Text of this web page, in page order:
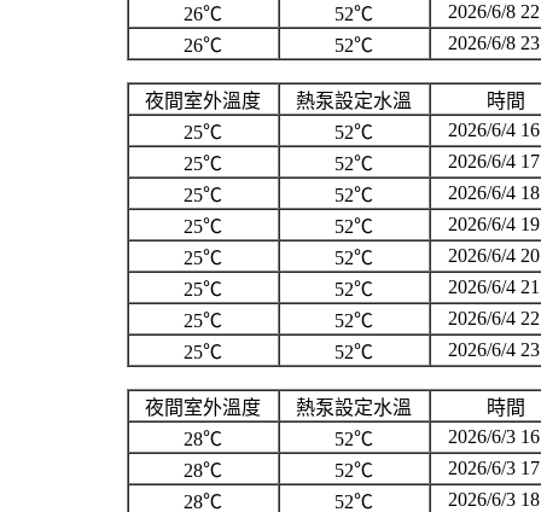
26℃
52℃
2026/6/8
26℃
52℃ 2026/6/8
夜間室外溫度 熱泵設定水溫
時間
25℃
52℃
2026/6/4
25℃
52℃
2026/6/4
25℃
52℃
2026/6/4
25℃
52℃
2026/6/4
25℃
52℃
2026/6/4
25℃
52℃
2026/6/4
25℃
52℃
2026/6/4
25℃
52℃ 2026/6/4
夜間室外溫度 熱泵設定水溫
時間
28℃
52℃
2026/6/3
28℃
52℃
2026/6/3
28℃
52℃ 2026/6/3